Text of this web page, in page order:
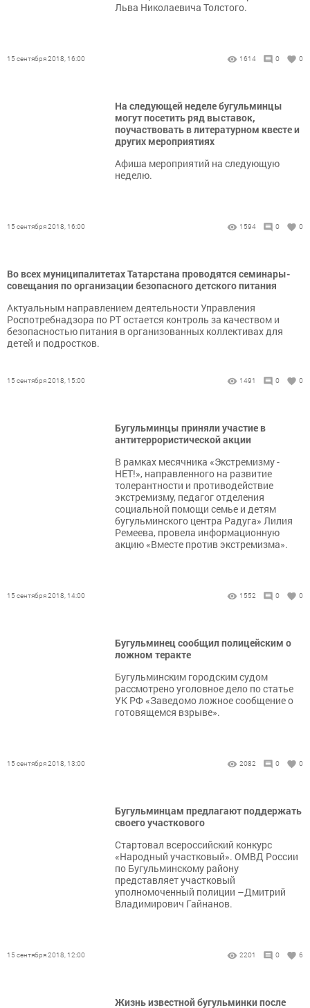
Льва Николаевича Толстого.
15 сентября 2018, 16:00 1614 0 0
На следующей неделе бугульминцы
могут посетить ряд выставок,
поучаствовать в литературном квесте и
других мероприятиях
Афиша мероприятий на следующую
неделю.
15 сентября 2018, 16:00 1594 0 0
Во всех муниципалитетах Татарстана проводятся семинары-
совещания по организации безопасного детского питания
Актуальным направлением деятельности Управления
Роспотребнадзора по РТ остается контроль за качеством и
безопасностью питания в организованных коллективах для
детей и подростков.
15 сентября 2018, 15:00 1491 0 0
Бугульминцы приняли участие в
антитеррористической акции
В рамках месячника «Экстремизму -
НЕТ!», направленного на развитие
толерантности и противодействие
экстремизму, педагог отделения
социальной помощи семье и детям
бугульминского центра Радуга» Лилия
Ремеева, провела информационную
акцию «Вместе против экстремизма».
15 сентября 2018, 14:00 1552 0 0
Бугульминец сообщил полицейским о
ложном теракте
Бугульминским городским судом
рассмотрено уголовное дело по статье
УК РФ «Заведомо ложное сообщение о
готовящемся взрыве».
15 сентября 2018, 13:00 2082 0 0
Бугульминцам предлагают поддержать
своего участкового
Стартовал всероссийский конкурс
«Народный участковый». ОМВД России
по Бугульминскому району
представляет участковый
уполномоченный полиции –Дмитрий
Владимирович Гайнанов.
15 сентября 2018, 12:00 2201 0 6
Жизнь известной бугульминки после